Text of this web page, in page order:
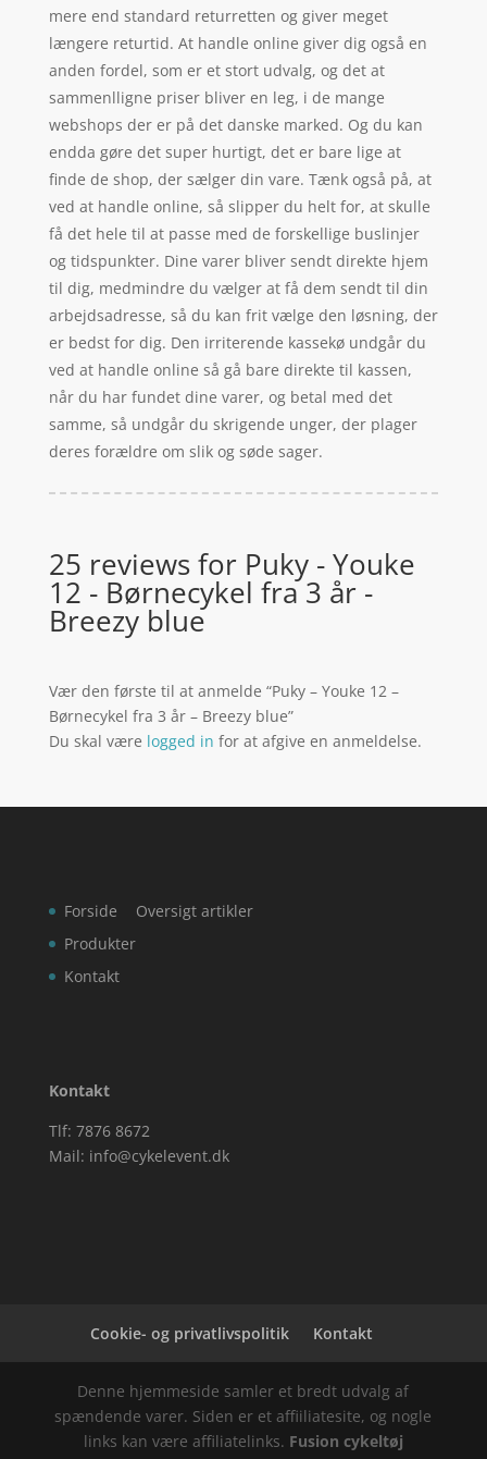
mere end standard returretten og giver meget
længere returtid. At handle online giver dig også en
anden fordel, som er et stort udvalg, og det at
sammenlligne priser bliver en leg, i de mange
webshops der er på det danske marked. Og du kan
endda gøre det super hurtigt, det er bare lige at
finde de shop, der sælger din vare. Tænk også på, at
ved at handle online, så slipper du helt for, at skulle
få det hele til at passe med de forskellige buslinjer
og tidspunkter. Dine varer bliver sendt direkte hjem
til dig, medmindre du vælger at få dem sendt til din
arbejdsadresse, så du kan frit vælge den løsning, der
er bedst for dig. Den irriterende kassekø undgår du
ved at handle online så gå bare direkte til kassen,
når du har fundet dine varer, og betal med det
samme, så undgår du skrigende unger, der plager
deres forældre om slik og søde sager.
25 reviews for Puky - Youke
12 - Børnecykel fra 3 år -
Breezy blue
Vær den første til at anmelde “Puky – Youke 12 –
Børnecykel fra 3 år – Breezy blue”
Du skal være logged in for at afgive en anmeldelse.
Forside
Produkter
Kontakt
Oversigt artikler
Kontakt
Tlf: 7876 8672
Mail: info@cykelevent.dk
Cookie- og privatlivspolitik Kontakt
Denne hjemmeside samler et bredt udvalg af
spændende varer. Siden er et affiiliatesite, og nogle
links kan være affiliatelinks. Fusion cykeltøj